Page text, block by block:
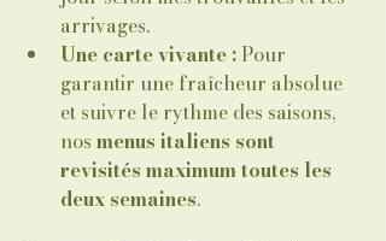
arrivages.
Une carte vivante : Pour
garantir une fraîcheur absolue
et suivre le rythme des saisons,
nos menus italiens sont
revisités maximum toutes les
deux semaines.